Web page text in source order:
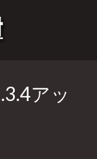
アッ